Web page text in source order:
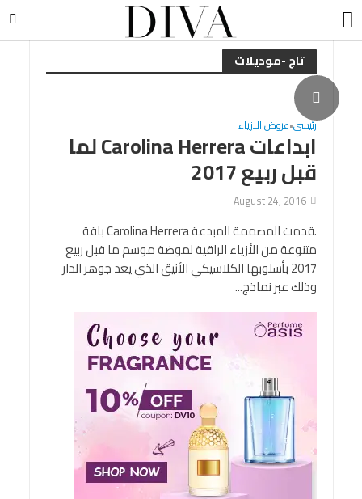
تاج -موديلات
رئيسى•عروض الازياء
ابداعات Carolina Herrera لما
قبل ربيع 2017
August 24, 2016
.قدمت المصممة المبدعة Carolina Herrera باقة
متنوعة من الأزياء الراقية لموضة موسم ما قبل ربيع
2017 بأسلوبها الكلاسيكي الأنيق الذي يعد جوهر الدار
وذلك عبر نماذج...